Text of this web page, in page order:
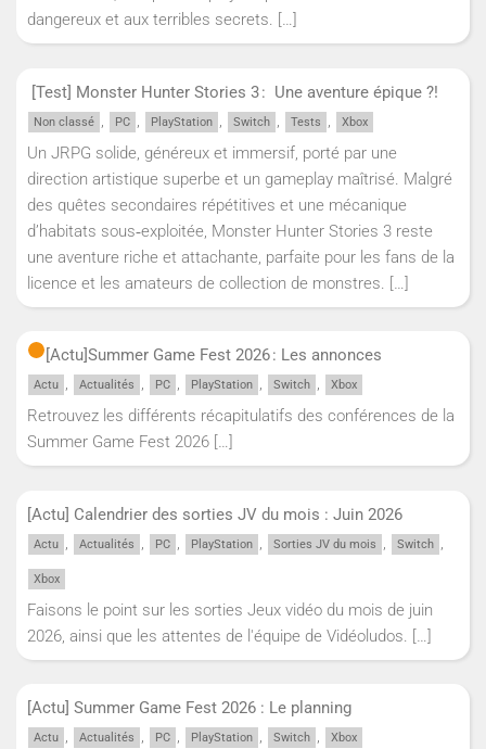
dangereux et aux terribles secrets. […]
[Test] Monster Hunter Stories 3 : Une aventure épique ?!
Non classé , PC , PlayStation , Switch , Tests , Xbox
Un JRPG solide, généreux et immersif, porté par une
direction artistique superbe et un gameplay maîtrisé. Malgré
des quêtes secondaires répétitives et une mécanique
d’habitats sous‑exploitée, Monster Hunter Stories 3 reste
une aventure riche et attachante, parfaite pour les fans de la
licence et les amateurs de collection de monstres. […]
[Actu]Summer Game Fest 2026 : Les annonces
Actu , Actualités , PC , PlayStation , Switch , Xbox
Retrouvez les différents récapitulatifs des conférences de la
Summer Game Fest 2026 […]
[Actu] Calendrier des sorties JV du mois : Juin 2026
Actu , Actualités , PC , PlayStation , Sorties JV du mois , Switch ,
Xbox
Faisons le point sur les sorties Jeux vidéo du mois de juin
2026, ainsi que les attentes de l'équipe de Vidéoludos. […]
[Actu] Summer Game Fest 2026 : Le planning
Actu , Actualités , PC , PlayStation , Switch , Xbox